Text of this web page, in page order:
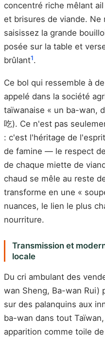
concentré riche mêlant
et brisures de viande. Ne
saisissez la grande
posée sur la table et
brûlant1.
Ce bol qui ressemble à
appelé dans la société
taïwanaise « un ba-wan,
吃). Ce n'est pas
: c'est l'héritage de
de famine — le respect
de chaque miette de
chaud se mêle au reste
transforme en une «
nuances, le lien le plus
nourriture.
Transmission et
locale
Du cri ambulant des
wan Sheng, Ba-wan Rui)
sur des palanquins aux
ba-wan dans tout
apparition comme toile